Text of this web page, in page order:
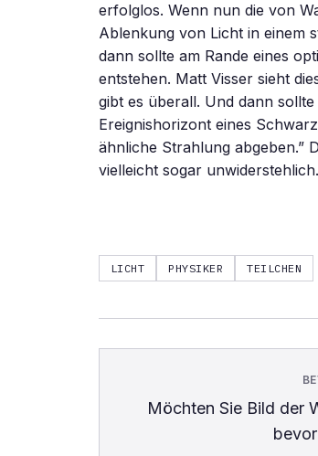
erfolglos. Wenn nun die von
Ablenkung von Licht in einem
dann sollte am Rande eines
entstehen. Matt Visser sieht
gibt es überall. Und dann
Ereignishorizont eines
ähnliche Strahlung abgeben.”
vielleicht sogar
LICHT PHYSIKER TEILCHEN
Möchten Sie Bild der